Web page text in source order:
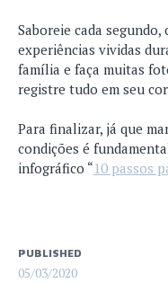
Saboreie cada
experiências vividas
família e faça muitas
registre tudo em seu
Para finalizar, já que
condições é
infográfico “10 passos
PUBLISHED
05/03/2020